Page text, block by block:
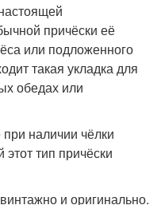
причёски её
или подложенного
такая укладка для
обедах или
наличии чёлки
тип причёски
и оригинально.